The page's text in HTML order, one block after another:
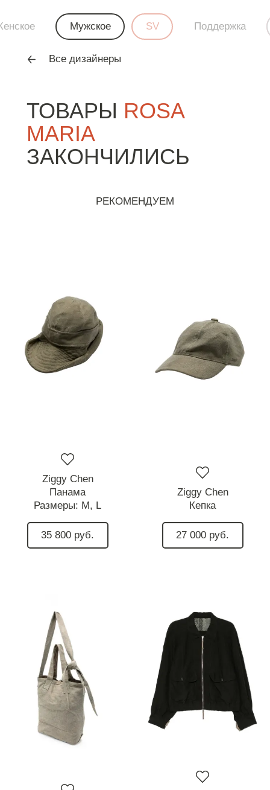
ТОВАРЫ ROSA
MARIA
ЗАКОНЧИЛИСЬ
РЕКОМЕНДУЕМ
Ziggy Chen
Панама
Размеры: M, L
35 800 руб.
Ziggy Chen
Кепка
27 000 руб.
Мужское SV Поддержка
Все дизайнеры